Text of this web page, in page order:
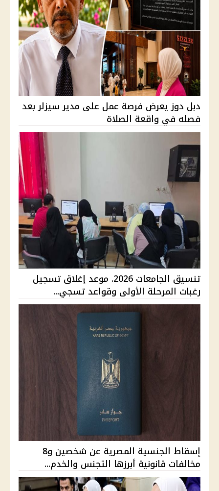
دبل دوز يعرض فرصة عمل على مدير سيزلر بعد
فصله في واقعة الصلاة
تنسيق الجامعات 2026. موعد إغلاق تسجيل
رغبات المرحلة الأولى وقواعد تسجي...
إسقاط الجنسية المصرية عن شخصين و8
مخالفات قانونية أبرزها التجنس والخدم...